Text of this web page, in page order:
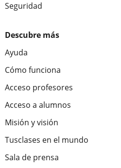
Seguridad
Descubre más
Ayuda
Cómo funciona
Acceso profesores
Acceso a alumnos
Misión y visión
Tusclases en el mundo
Sala de prensa